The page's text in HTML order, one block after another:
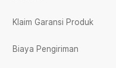
Klaim Garansi Produk
Biaya Pengiriman